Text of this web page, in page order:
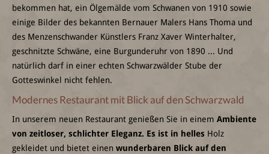
bekommen hat, ein Ölgemälde vom Schwanen von 1910 sowie
einige Bilder des bekannten Bernauer Malers Hans Thoma und
des Menzenschwander Künstlers Franz Xaver Winterhalter,
geschnitzte Schwäne, eine Burgunderuhr von 1890 ... Und
natürlich darf in einer echten Schwarzwälder Stube der
Gotteswinkel nicht fehlen.
Modernes Restaurant mit Blick auf den Schwarzwald
In unserem neuen Restaurant genießen Sie in einem Ambiente
von zeitloser, schlichter Eleganz. Es ist in helles Holz
gekleidet und bietet einen wunderbaren Blick auf den